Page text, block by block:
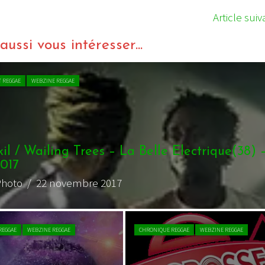
Article
vous intéresser...
REPORT REGGAE WEBZINE REGGAE
Logo 2017 : Jour 2
charliedub/ 23 septembre 2017
REPORT REGGAE WEBZINE REGGAE VIDEO REGGAE WEBZINE REGGAE